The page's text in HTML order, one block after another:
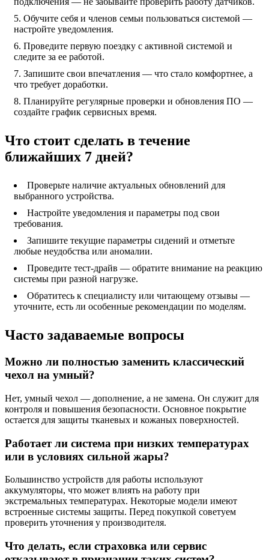
Обучите себя и членов семьи пользоваться системой —
настройте уведомления.
Проведите первую поездку с активной системой и
следите за ее работой.
Запишите свои впечатления — что стало комфортнее, а
что требует доработки.
Планируйте регулярные проверки и обновления ПО —
создайте график сервисных время.
Что стоит сделать в течение
ближайших 7 дней?
Проверьте наличие актуальных обновлений для
выбранного устройства.
Настройте уведомления и параметры под свои
требования.
Запишите текущие параметры сидений и отметьте
любые неудобства или аномалии.
Проведите тест-драйв — обратите внимание на реакцию
системы при разной нагрузке.
Обратитесь к специалисту или читающему отзывы —
уточните, есть ли особенные рекомендации по моделям.
Часто задаваемые вопросы
Можно ли полностью заменить классический
чехол на умный?
Нет, умный чехол — дополнение, а не замена. Он служит для
контроля и повышения безопасности. Основное покрытие
остается для защиты тканевых и кожаных поверхностей.
Работает ли система при низких температурах
или в условиях сильной жары?
Большинство устройств для работы используют
аккумуляторы, что может влиять на работу при
экстремальных температурах. Некоторые модели имеют
встроенные системы защиты. Перед покупкой советуем
проверить уточнения у производителя.
Что делать, если страховка или сервис